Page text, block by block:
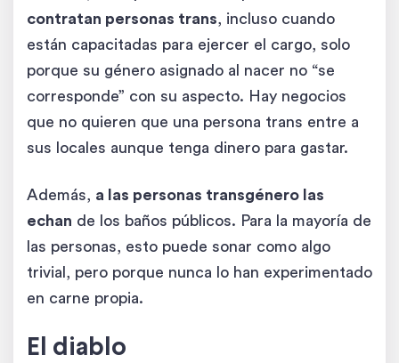
contratan personas trans , incluso cuando
están capacitadas para ejercer el cargo, solo
porque su género asignado al nacer no “se
corresponde” con su aspecto. Hay negocios
que no quieren que una persona trans entre a
sus locales aunque tenga dinero para gastar.
Además, a las personas transgénero las
echan de los baños públicos. Para la mayoría de
las personas, esto puede sonar como algo
trivial, pero porque nunca lo han experimentado
en carne propia.
El diablo